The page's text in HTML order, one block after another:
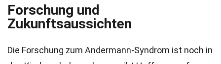
Forschung und
Zukunftsaussichten
Die Forschung zum Andermann-Syndrom ist noch in